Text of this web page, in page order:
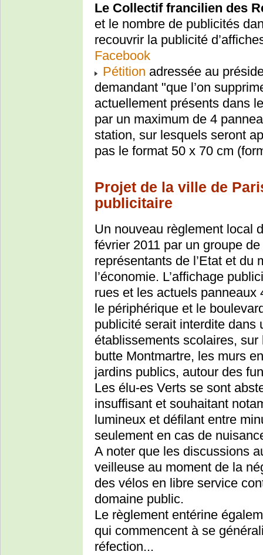
Le Collectif francilien des
et le nombre de publicités
recouvrir la publicité
Facebook
Pétition adressée au
demandant "que l’on
actuellement présents dans
par un maximum de 4
station, sur lesquels seront
pas le format 50 x 70 cm
Projet de la ville de
publicitaire
Un nouveau règlement local
février 2011 par un groupe
représentants de l’Etat et du
l’économie. L’affichage
rues et les actuels
le périphérique et le
publicité serait interdite dans
établissements scolaires,
butte Montmartre, les murs
jardins publics, autour des
Les élu-es Verts se sont
insuffisant et souhaitant
lumineux et défilant entre
seulement en cas de
A noter que les discussions
veilleuse au moment de la
des vélos en libre service
domaine public.
Le règlement entérine
qui commencent à se
réfection...